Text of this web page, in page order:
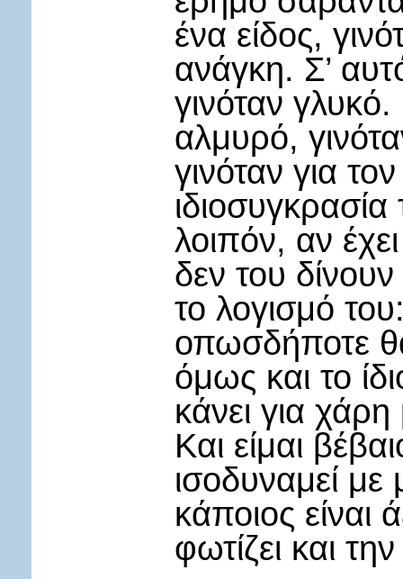
ένα είδος,
ανάγκη. Σ’
γινόταν
αλμυρό,
γινόταν για
λοιπόν, αν
δεν του
το λογισμό
οπωσδήποτε
όμως και το
κάνει για
Και είμαι
ισοδυναμεί με
κάποιος είναι
φωτίζει και